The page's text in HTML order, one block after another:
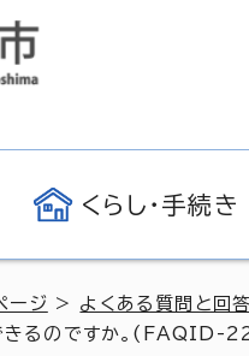
くらし・手続き
ージ > よくある質問と回答
きるのですか。